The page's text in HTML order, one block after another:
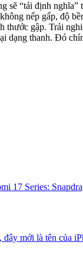
sẽ “tái định nghĩa”
nếp gấp, độ
thước gập. Trải
dạng thanh. Đó
17 Series:
mới là tên của